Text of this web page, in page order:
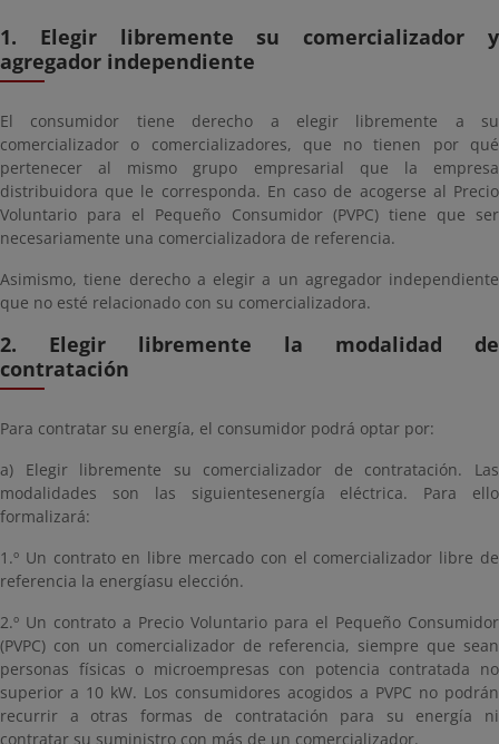
1. Elegir libremente su comercializador y
agregador independiente
El consumidor tiene derecho a elegir libremente a su
comercializador o comercializadores, que no tienen por qué
pertenecer al mismo grupo empresarial que la empresa
distribuidora que le corresponda. En caso de acogerse al Precio
Voluntario para el Pequeño Consumidor (PVPC) tiene que ser
necesariamente una comercializadora de referencia.
Asimismo, tiene derecho a elegir a un agregador independiente
que no esté relacionado con su comercializadora.
2. Elegir libremente la modalidad de
contratación
Para contratar su energía, el consumidor podrá optar por:
a) Elegir libremente su comercializador de contratación. Las
modalidades son las siguientesenergía eléctrica. Para ello
formalizará:
1.º Un contrato en libre mercado con el comercializador libre de
referencia la energíasu elección.
2.º Un contrato a Precio Voluntario para el Pequeño Consumidor
(PVPC) con un comercializador de referencia, siempre que sean
personas físicas o microempresas con potencia contratada no
superior a 10 kW. Los consumidores acogidos a PVPC no podrán
recurrir a otras formas de contratación para su energía ni
contratar su suministro con más de un comercializador.